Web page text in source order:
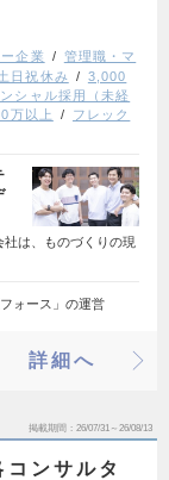
企業
管理職・マ
日祝休み
3,000
シャル採用（未経
万以上
フレック
は、ものづくりの現
ォース」の運営
詳細へ
掲載期間 26/07/31～26/08/13
ンサルタ